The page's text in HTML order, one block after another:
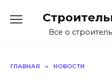
содержаниюВсе о
ГЛАВНАЯ » НОВОСТИ